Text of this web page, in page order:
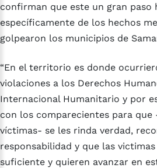
confirman que este un gran paso
específicamente de los hechos
golpearon los municipios de
“En el territorio es donde
violaciones a los Derechos
Internacional Humanitario y por
con los comparecientes para que
víctimas- se les rinda verdad,
responsabilidad y que las
suficiente y quieren avanzar en